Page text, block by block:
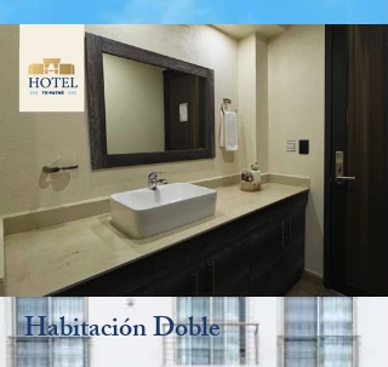
Habitación Doble